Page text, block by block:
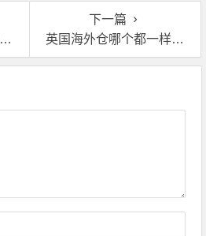
下一篇
英国海外仓哪个都一样吧？这么选仓就大错特错！